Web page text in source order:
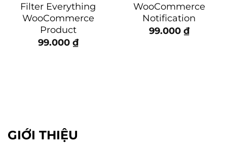
Filter Everything
WooCommerce
Product
99.000 ₫
WooCommerce
Notification
99.000 ₫
GIỚI THIỆU